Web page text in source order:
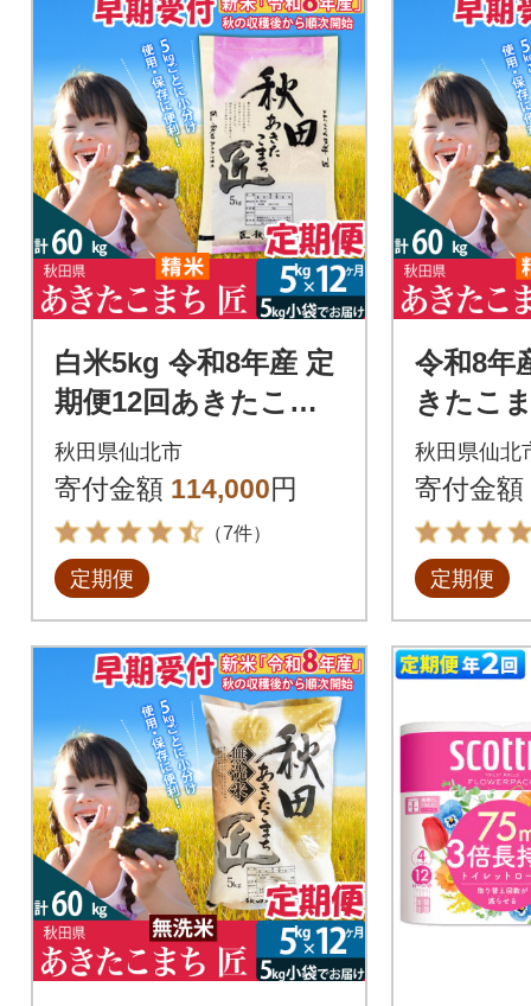
白米5kg 令和8年産 定
期便12回あきたこま
ち 5kg 匠|02_snk-010
312
秋田県仙北市
寄付金額 114,000円
（7件）
定期便
令和8年
きたこ
便6回
06
秋田県仙北
寄付金額
定期便